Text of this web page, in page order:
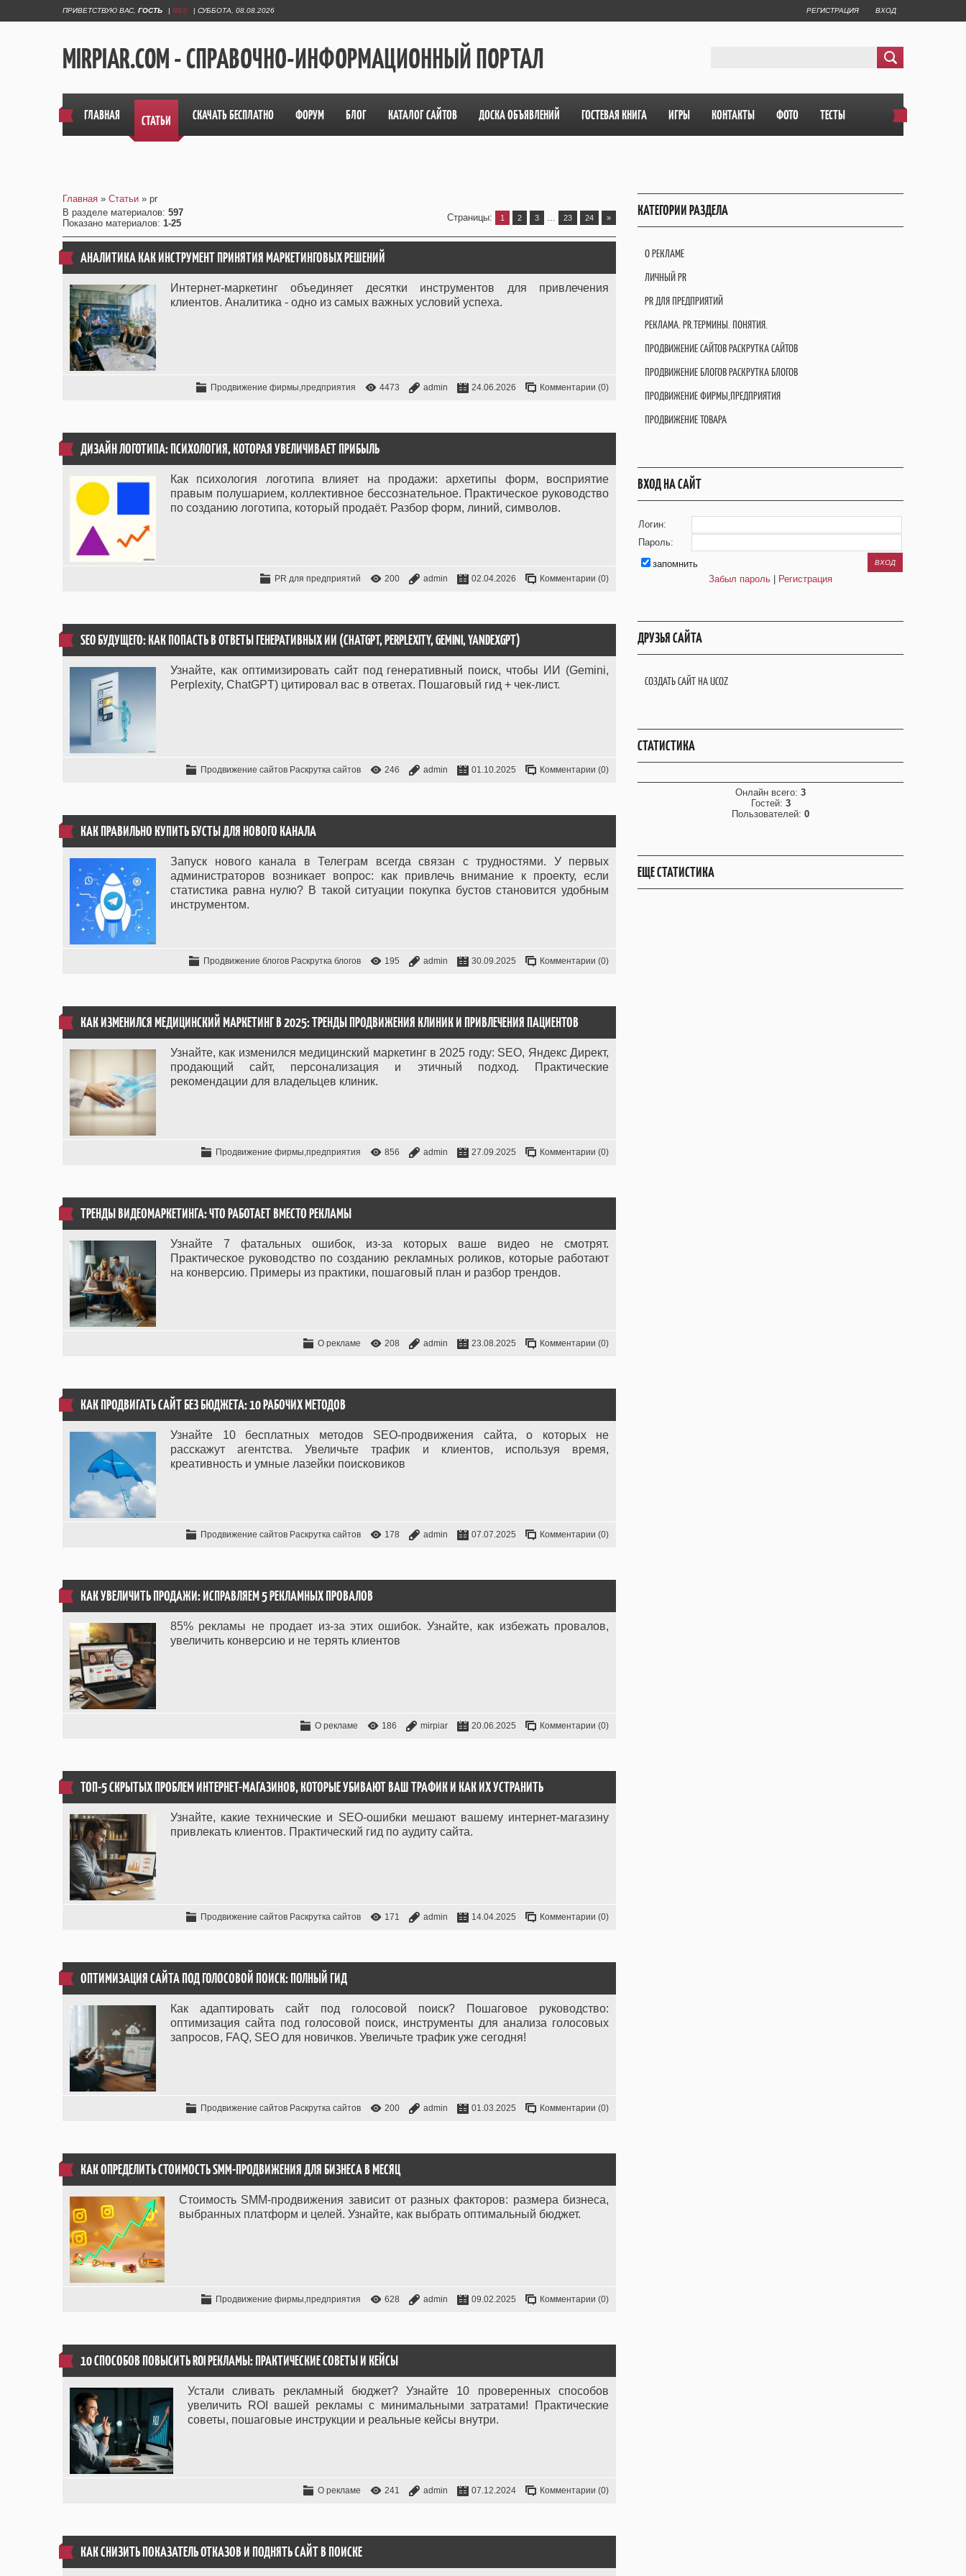
ПРИВЕТСТВУЮ ВАС ГОСТЬ | RSS | СУББОТА, 08.08.2026 РЕГИСТРАЦИЯ ВХОД
MIRPIAR.COM - СПРАВОЧНО-ИНФОРМАЦИОННЫЙ ПОРТАЛ
ГЛАВНАЯ СТАТЬИ СКАЧАТЬ БЕСПЛАТНО ФОРУМ БЛОГ КАТАЛОГ САЙТОВ ДОСКА ОБЪЯВЛЕНИЙ ГОСТЕВАЯ КНИГА ИГРЫ КОНТАКТЫ ФОТО ТЕСТЫ
Главная » Статьи » pr
В разделе материалов: 597
Показано материалов: 1-25
Страницы: 1 2 3 ... 23 24 »
АНАЛИТИКА КАК ИНСТРУМЕНТ ПРИНЯТИЯ МАРКЕТИНГОВЫХ РЕШЕНИЙ
Интернет-маркетинг объединяет десятки инструментов для привлечения
клиентов. Аналитика - одно из самых важных условий успеха.
Продвижение фирмы,предприятия 4473 admin 24.06.2026 Комментарии (0)
ДИЗАЙН ЛОГОТИПА: ПСИХОЛОГИЯ, КОТОРАЯ УВЕЛИЧИВАЕТ ПРИБЫЛЬ
Как психология логотипа влияет на продажи: архетипы форм, восприятие
правым полушарием, коллективное бессознательное. Практическое руководство
по созданию логотипа, который продаёт. Разбор форм, линий, символов.
PR для предприятий 200 admin 02.04.2026 Комментарии (0)
SEO БУДУЩЕГО: КАК ПОПАСТЬ В ОТВЕТЫ ГЕНЕРАТИВНЫХ ИИ (CHATGPT, PERPLEXITY, GEMINI, YANDEXGPT)
Узнайте, как оптимизировать сайт под генеративный поиск, чтобы ИИ (Gemini,
Perplexity, ChatGPT) цитировал вас в ответах. Пошаговый гид + чек-лист.
Продвижение сайтов Раскрутка сайтов 246 admin 01.10.2025 Комментарии (0)
КАК ПРАВИЛЬНО КУПИТЬ БУСТЫ ДЛЯ НОВОГО КАНАЛА
Запуск нового канала в Телеграм всегда связан с трудностями. У первых
администраторов возникает вопрос: как привлечь внимание к проекту, если
статистика равна нулю? В такой ситуации покупка бустов становится удобным
инструментом.
Продвижение блогов Раскрутка блогов 195 admin 30.09.2025 Комментарии (0)
КАК ИЗМЕНИЛСЯ МЕДИЦИНСКИЙ МАРКЕТИНГ В 2025: ТРЕНДЫ ПРОДВИЖЕНИЯ КЛИНИК И ПРИВЛЕЧЕНИЯ ПАЦИЕНТОВ
Узнайте, как изменился медицинский маркетинг в 2025 году: SEO, Яндекс Директ,
продающий сайт, персонализация и этичный подход. Практические
рекомендации для владельцев клиник.
Продвижение фирмы,предприятия 856 admin 27.09.2025 Комментарии (0)
ТРЕНДЫ ВИДЕОМАРКЕТИНГА: ЧТО РАБОТАЕТ ВМЕСТО РЕКЛАМЫ
Узнайте 7 фатальных ошибок, из-за которых ваше видео не смотрят.
Практическое руководство по созданию рекламных роликов, которые работают
на конверсию. Примеры из практики, пошаговый план и разбор трендов.
О рекламе 208 admin 23.08.2025 Комментарии (0)
КАК ПРОДВИГАТЬ САЙТ БЕЗ БЮДЖЕТА: 10 РАБОЧИХ МЕТОДОВ
Узнайте 10 бесплатных методов SEO-продвижения сайта, о которых не
расскажут агентства. Увеличьте трафик и клиентов, используя время,
креативность и умные лазейки поисковиков
Продвижение сайтов Раскрутка сайтов 178 admin 07.07.2025 Комментарии (0)
КАК УВЕЛИЧИТЬ ПРОДАЖИ: ИСПРАВЛЯЕМ 5 РЕКЛАМНЫХ ПРОВАЛОВ
85% рекламы не продает из-за этих ошибок. Узнайте, как избежать провалов,
увеличить конверсию и не терять клиентов
О рекламе 186 mirpiar 20.06.2025 Комментарии (0)
ТОП-5 СКРЫТЫХ ПРОБЛЕМ ИНТЕРНЕТ-МАГАЗИНОВ, КОТОРЫЕ УБИВАЮТ ВАШ ТРАФИК И КАК ИХ УСТРАНИТЬ
Узнайте, какие технические и SEO-ошибки мешают вашему интернет-магазину
привлекать клиентов. Практический гид по аудиту сайта.
Продвижение сайтов Раскрутка сайтов 171 admin 14.04.2025 Комментарии (0)
ОПТИМИЗАЦИЯ САЙТА ПОД ГОЛОСОВОЙ ПОИСК: ПОЛНЫЙ ГИД
Как адаптировать сайт под голосовой поиск? Пошаговое руководство:
оптимизация сайта под голосовой поиск, инструменты для анализа голосовых
запросов, FAQ, SEO для новичков. Увеличьте трафик уже сегодня!
Продвижение сайтов Раскрутка сайтов 200 admin 01.03.2025 Комментарии (0)
КАК ОПРЕДЕЛИТЬ СТОИМОСТЬ SMM-ПРОДВИЖЕНИЯ ДЛЯ БИЗНЕСА В МЕСЯЦ
Стоимость SMM-продвижения зависит от разных факторов: размера бизнеса,
выбранных платформ и целей. Узнайте, как выбрать оптимальный бюджет.
Продвижение фирмы,предприятия 628 admin 09.02.2025 Комментарии (0)
10 СПОСОБОВ ПОВЫСИТЬ ROI РЕКЛАМЫ: ПРАКТИЧЕСКИЕ СОВЕТЫ И КЕЙСЫ
Устали сливать рекламный бюджет? Узнайте 10 проверенных способов
увеличить ROI вашей рекламы с минимальными затратами! Практические
советы, пошаговые инструкции и реальные кейсы внутри.
О рекламе 241 admin 07.12.2024 Комментарии (0)
КАК СНИЗИТЬ ПОКАЗАТЕЛЬ ОТКАЗОВ И ПОДНЯТЬ САЙТ В ПОИСКЕ
КАТЕГОРИИ РАЗДЕЛА
О РЕКЛАМЕ
ЛИЧНЫЙ PR
PR ДЛЯ ПРЕДПРИЯТИЙ
РЕКЛАМА. PR.ТЕРМИНЫ. ПОНЯТИЯ.
ПРОДВИЖЕНИЕ САЙТОВ РАСКРУТКА САЙТОВ
ПРОДВИЖЕНИЕ БЛОГОВ РАСКРУТКА БЛОГОВ
ПРОДВИЖЕНИЕ ФИРМЫ,ПРЕДПРИЯТИЯ
ПРОДВИЖЕНИЕ ТОВАРА
ВХОД НА САЙТ
Логин:
Пароль:
запомнить
Забыл пароль
Регистрация
ДРУЗЬЯ САЙТА
СОЗДАТЬ САЙТ НА UCOZ
СТАТИСТИКА
Онлайн всего: 3
Гостей: 3
Пользователей: 0
ЕЩЕ СТАТИСТИКА